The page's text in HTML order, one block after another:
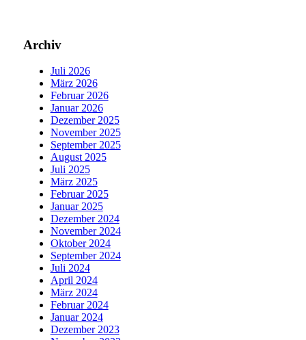
Archiv
Juli 2026
März 2026
Februar 2026
Januar 2026
Dezember 2025
November 2025
September 2025
August 2025
Juli 2025
März 2025
Februar 2025
Januar 2025
Dezember 2024
November 2024
Oktober 2024
September 2024
Juli 2024
April 2024
März 2024
Februar 2024
Januar 2024
Dezember 2023